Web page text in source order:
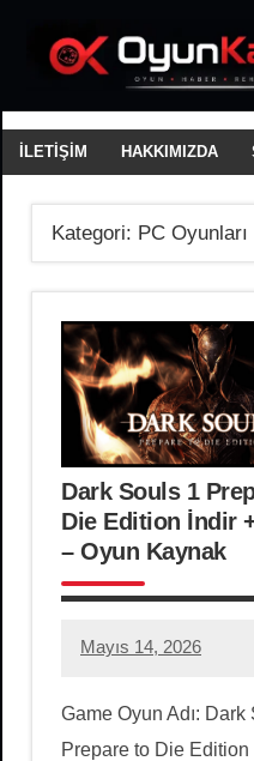
İLETİŞİM HAKKIMIZDA
Kategori: PC
Dark Souls 1
Die Edition İndir
– Oyun Kaynak
Mayıs 14, 2026
3
Game Oyun Adı: Dark
Prepare to Die Edition